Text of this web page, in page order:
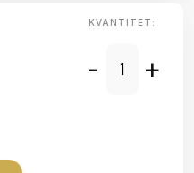
KVANTITET:
- +